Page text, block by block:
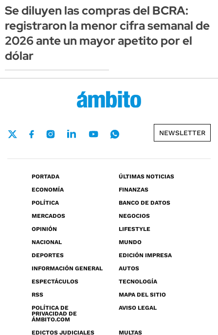
Se diluyen las compras del BCRA:
registraron la menor cifra semanal de
2026 ante un mayor apetito por el
dólar
NEWSLETTER
PORTADA
ÚLTIMAS NOTICIAS
ECONOMÍA
FINANZAS
POLÍTICA
BANCO DE DATOS
MERCADOS
NEGOCIOS
OPINIÓN
LIFESTYLE
NACIONAL
MUNDO
DEPORTES
EDICIÓN IMPRESA
INFORMACIÓN GENERAL
AUTOS
ESPECTÁCULOS
TECNOLOGÍA
RSS
MAPA DEL SITIO
POLÍTICA DE
PRIVACIDAD DE
ÁMBITO.COM
AVISO LEGAL
EDICTOS JUDICIALES MULTAS